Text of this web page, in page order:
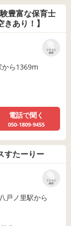
豊富な保育士
あり！】
リストに
保存
ら1369m
電話で聞く
050-1809-9455
すたーりー
リストに
保存
戸ノ里駅から